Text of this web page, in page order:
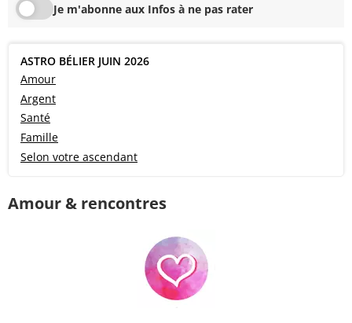
Je m'abonne aux Infos à ne pas rater
ASTRO BÉLIER JUIN 2026
Amour
Argent
Santé
Famille
Selon votre ascendant
Amour & rencontres